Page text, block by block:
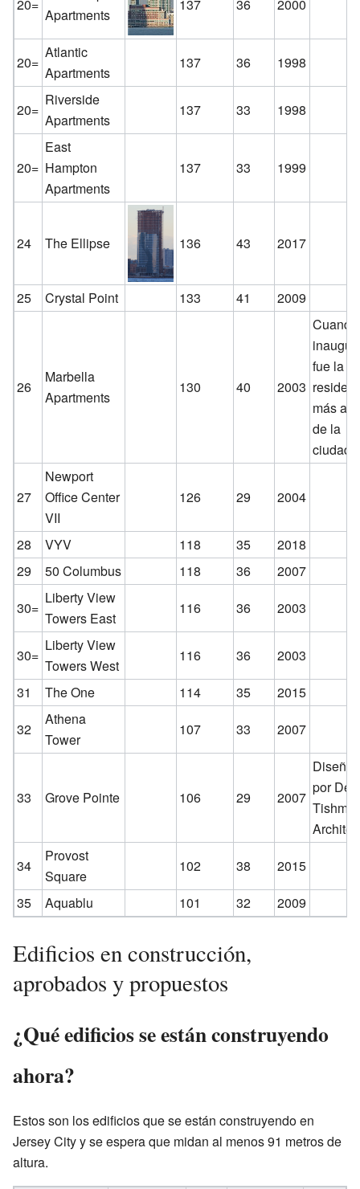
20=
Apartments
137 36 2000
20=
Atlantic
Apartments
137 36 1998
20=
Riverside
Apartments
137 33 1998
20=
East
Hampton
Apartments
137 33 1999
24 The Ellipse 136 43 2017
25 Crystal Point 133 41 2009
26
Marbella
Apartments
130 40 2003
fue la
más
de la
ciudad.
27
Newport
Office Center
VII
126 29 2004
28 VYV 118 35
2018
29
50 Columbus 118 36
2007
30=
Liberty View
Towers East
116 36 2003
30=
Liberty View
Towers West
116 36
2003
31
The One 114 35
2015
32
Athena
Tower
107 33 2007
33 Grove Pointe 106 29 2007
por
34
Provost
Square
102 38
2015
35
Aquablu 101 32 2009
Edificios en construcción,
aprobados y propuestos
¿Qué edificios se están construyendo
ahora?
Estos son los edificios que se están construyendo en
Jersey City y se espera que midan al menos 91 metros de
altura.